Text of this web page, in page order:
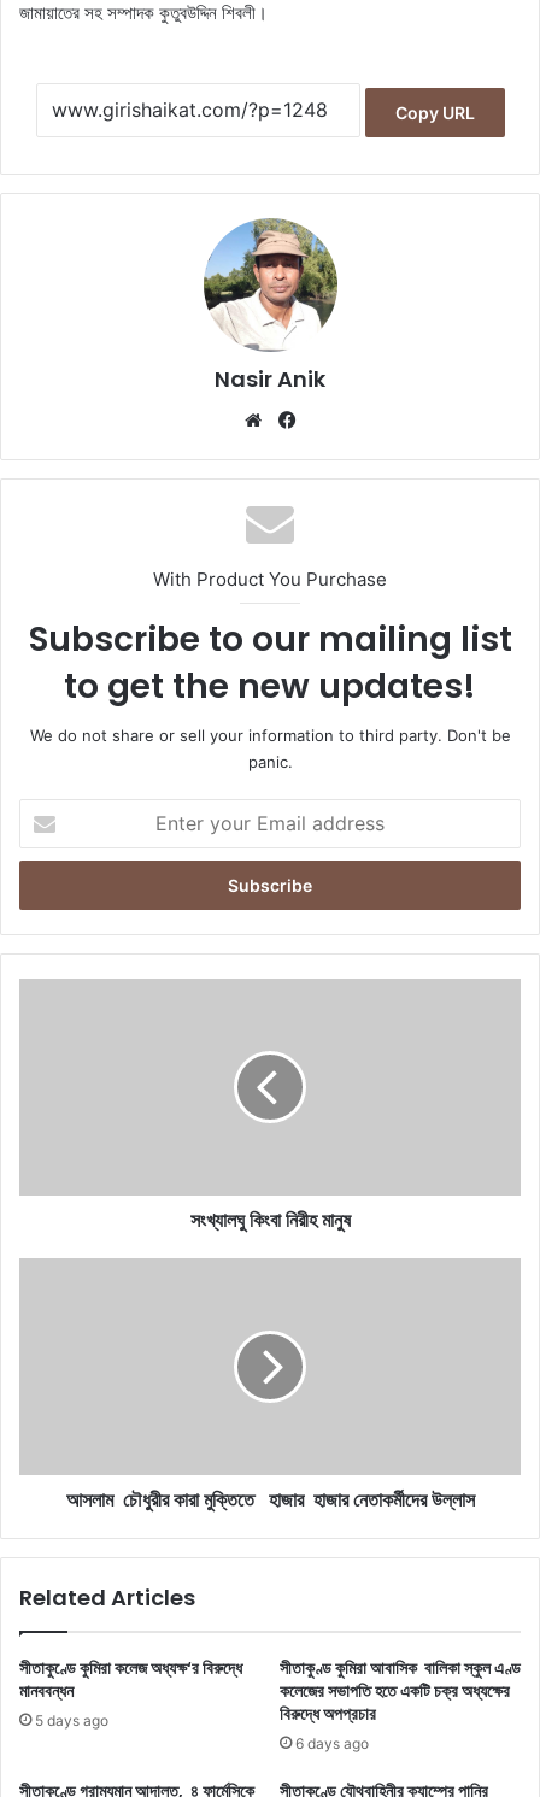
জামায়াতের সহ সম্পাদক কুতুবউদ্দিন শিবলী।
Copy URL
Nasir Anik
Website
With Product You Purchase
Subscribe to our mailing list
to get the new updates!
We do not share or sell your information to third party. Don't be
panic.
your
Email
সংখ্যালঘু কিংবা নিরীহ মানুষ
আসলাম চৌধুরীর কারা মুক্তিতে হাজার হাজার নেতাকর্মীদের উল্লাস
Related Articles
সীতাকুণ্ডে কুমিরা কলেজ অধ্যক্ষ‘র বিরুদ্ধে
মানববন্ধন
5 days ago
সীতাকুণ্ড কুমিরা আবাসিক বালিকা স্কুল এণ্ড
কলেজের সভাপতি হতে একটি চক্র অধ্যক্ষের
বিরুদ্ধে অপপ্রচার
6 days ago
সীতাকুণ্ডে গ্রাম্যমান আদালত, ৪ ফার্মেসিকে সীতাকুণ্ডে যৌথবাহিনীর ক্যাম্পের পানির